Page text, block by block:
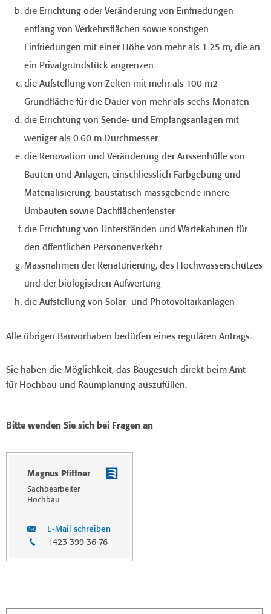
die Errichtung oder Veränderung von Einfriedungen
entlang von Verkehrsflächen sowie sonstigen
Einfriedungen mit einer Höhe von mehr als 1.25 m, die an
ein Privatgrundstück angrenzen
die Aufstellung von Zelten mit mehr als 100 m2
Grundfläche für die Dauer von mehr als sechs Monaten
die Errichtung von Sende- und Empfangsanlagen mit
weniger als 0.60 m Durchmesser
die Renovation und Veränderung der Aussenhülle von
Bauten und Anlagen, einschliesslich Farbgebung und
Materialisierung, baustatisch massgebende innere
Umbauten sowie Dachflächenfenster
die Errichtung von Unterständen und Wartekabinen für
den öffentlichen Personenverkehr
Massnahmen der Renaturierung, des Hochwasserschutzes
und der biologischen Aufwertung
die Aufstellung von Solar- und Photovoltaikanlagen
Alle übrigen Bauvorhaben bedürfen eines regulären Antrags.
Sie haben die Möglichkeit, das Baugesuch direkt beim Amt
für Hochbau und Raumplanung auszufüllen.
Bitte wenden Sie sich bei Fragen an
Magnus Pfiffner
Sachbearbeiter
Hochbau
E-Mail schreiben
+423 399 36 76